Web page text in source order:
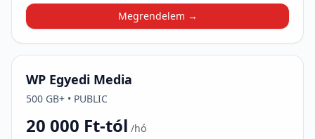
Megrendelem →
WP Egyedi Media
500 GB+ • PUBLIC
20 000 Ft-tól /hó